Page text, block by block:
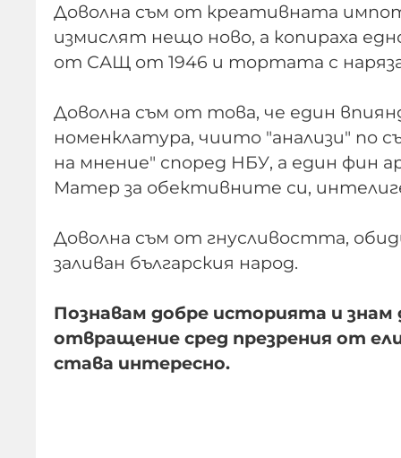
Доволна съм от креативната
измислят нещо ново, а копираха
от САЩ от 1946 и тортата с
Доволна съм от това, че един
номенклатура, чиито "анализи" по
на мнение" според НБУ, а един фин
Матер за обективните си,
Доволна съм от гнусливостта,
заливан българския народ.
Познавам добре историята и знам
отвращение сред презрения от
става интересно.